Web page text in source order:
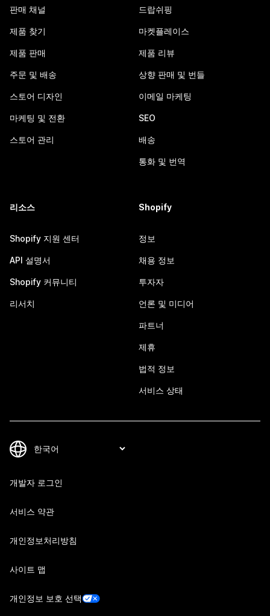
판매 채널
제품 찾기
제품 판매
주문 및 배송
스토어 디자인
마케팅 및 전환
스토어 관리
드랍쉬핑
마켓플레이스
제품 리뷰
상향 판매 및 번들
이메일 마케팅
SEO
배송
통화 및 번역
리소스
Shopify 지원 센터
API 설명서
Shopify 커뮤니티
리서치
Shopify
정보
채용 정보
투자자
언론 및 미디어
파트너
제휴
법적 정보
서비스 상태
개발자 로그인
서비스 약관
개인정보처리방침
사이트 맵
개인정보 보호 선택